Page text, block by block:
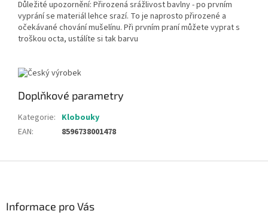
Důležité upozornění: Přirozená srážlivost bavlny - po prvním
vyprání se materiál lehce srazí. To je naprosto přirozené a
očekávané chování mušelínu. Při prvním praní můžete vyprat s
troškou octa, ustálíte si tak barvu
Doplňkové parametry
Kategorie: Klobouky
EAN: 8596738001478
Informace pro Vás